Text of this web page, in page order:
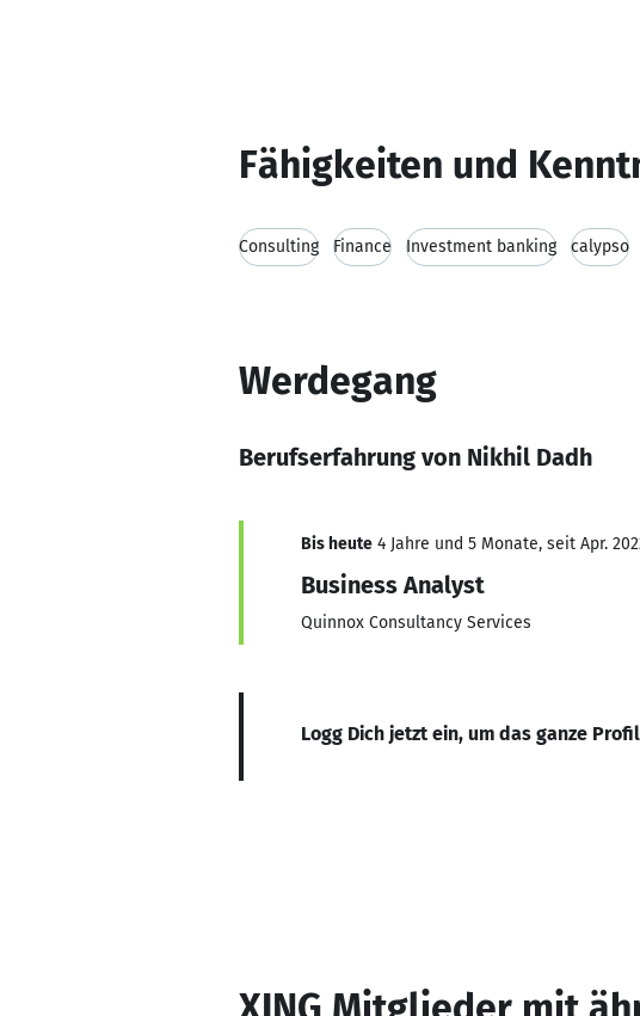
Fähigkeiten und
Consulting Finance Investment banking calypso
Werdegang
Berufserfahrung von Nikhil Dadh
Bis heute 4 Jahre und 5 Monate, seit Apr.
Business Analyst
Quinnox Consultancy Services
Logg Dich jetzt ein, um das ganze